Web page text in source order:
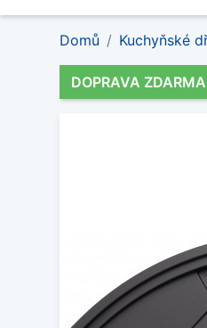
Domů Kuchyňské
DOPRAVA ZDARMA